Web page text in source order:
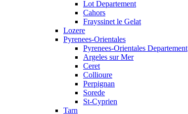
Lot Departement
Cahors
Frayssinet le Gelat
Lozere
Pyrenees-Orientales
Pyrenees-Orientales Departement
Argeles sur Mer
Ceret
Collioure
Perpignan
Sorede
St-Cyprien
Tarn